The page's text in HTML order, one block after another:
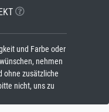
und Farbe oder
nehmen
ohne zusätzliche
nicht, uns zu